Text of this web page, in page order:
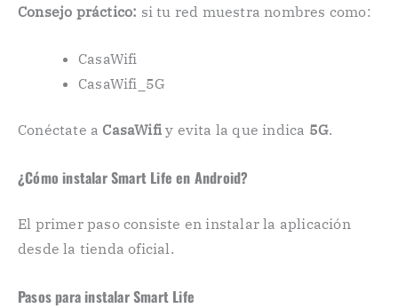
Consejo práctico: si tu red muestra nombres como:
CasaWifi
CasaWifi_5G
Conéctate a CasaWifi y evita la que indica 5G.
¿Cómo instalar Smart Life en Android?
El primer paso consiste en instalar la aplicación
desde la tienda oficial.
Pasos para instalar Smart Life